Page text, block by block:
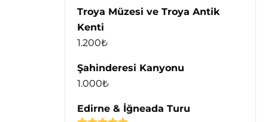
Troya Müzesi ve Troya Antik
Kenti
1.200₺
Şahinderesi Kanyonu
1.000₺
Edirne & İğneada Turu